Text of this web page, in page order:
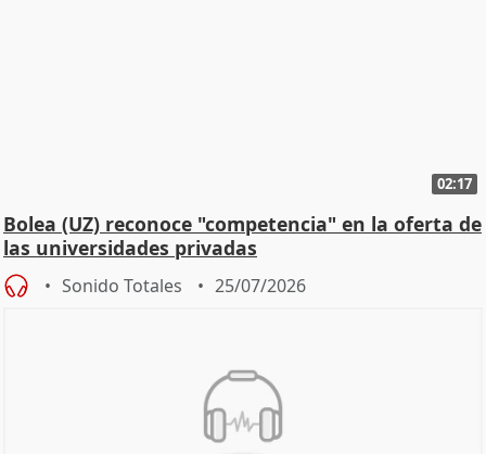
02:17
Bolea (UZ) reconoce "competencia" en la oferta de
las universidades privadas
Sonido Totales 25/07/2026